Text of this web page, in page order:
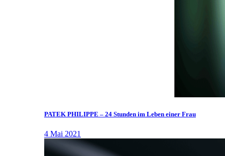
PATEK PHILIPPE – 24 Stunden im Leben einer Frau
4 Mai 2021